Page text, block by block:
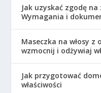
Jak uzyskać zgodę
Wymagania i
Maseczka na włosy z
wzmocnij i odżywiaj
Jak przygotować
właściwości